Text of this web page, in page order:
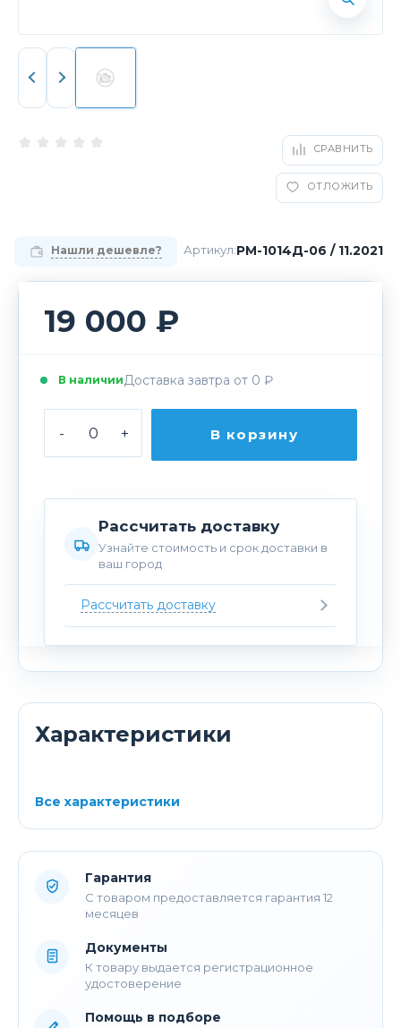
СРАВНИТЬ
ОТЛОЖИТЬ
Артикул:РМ-1014Д-06 / 11.2021
Нашли дешевле?
19 000 ₽
В наличииДоставка завтра от 0 ₽
- + В корзину
Рассчитать доставку
Узнайте стоимость и срок доставки в
ваш город
Рассчитать доставку
Характеристики
Все характеристики
Гарантия
С товаром предоставляется гарантия 12
месяцев
Документы
К товару выдается регистрационное
удостоверение
Помощь в подборе